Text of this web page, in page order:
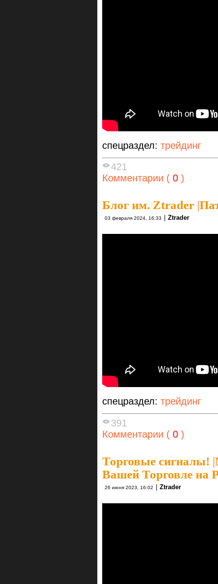
спецраздел: трейдинг
421
Комментарии ( 0 )
Блог им. Ztrader |
03 февраля 2024, 16:33 Ztrader
спецраздел: трейдинг
391
Комментарии ( 0 )
Торговые сигналы! |
Вашей Торговле на
26 июня 2023, 16:02 | Ztrader